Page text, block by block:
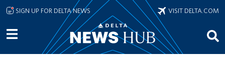
Skip to main content
SIGN UP FOR DELTA NEWS VISIT DELTA.COM